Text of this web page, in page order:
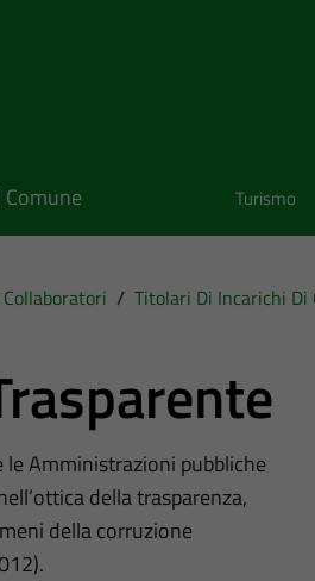
Turismo
/ Titolari Di Incarichi Di
Amministrazioni pubbliche
della trasparenza,
della corruzione